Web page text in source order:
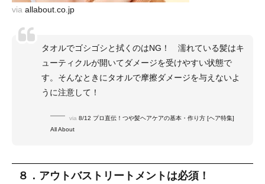
via allabout.co.jp
タオルでゴシゴシと拭くのはNG！ 濡れている髪はキ
ューティクルが開いてダメージを受けやすい状態で
す。そんなときにタオルで摩擦ダメージを与えないよ
うに注意して！
via 8/12 プロ直伝！つや髪ヘアケアの基本・作り方 [ヘア特集]
All About
８．アウトバストリートメントは必須！